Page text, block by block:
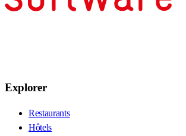
Explorer
Restaurants
Hôtels